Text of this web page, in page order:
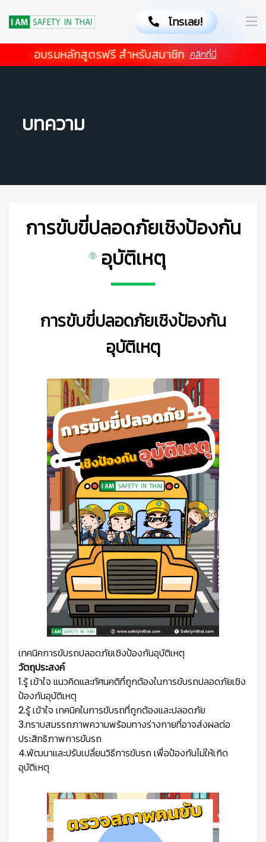
โทรเลย!
อบรมหลักสูตรฟรี สำหรับสมาชิก คลิกที่นี่
👷
บทความ
การขับขี่ปลอดภัยเชิงป้องกัน
อุบัติเหตุ
การขับขี่ปลอดภัยเชิงป้องกัน
อุบัติเหตุ
เทคนิคการขับรถปลอดภัยเชิงป้องกันอุบัติเหตุ
วัตถุประสงค์
1.รู้ เข้าใจ แนวคิดและทัศนคติที่ถูกต้องในการขับรถปลอดภัยเชิง
ป้องกันอุบัติเหตุ
2.รู้ เข้าใจ เทคนิคในการขับรถที่ถูกต้องและปลอดภัย
3.ทราบสมรรถภาพความพร้อมทางร่างกายที่อาจส่งผลต่อ
ประสิทธิภาพการขับรถ
4.พัฒนาและปรับเปลี่ยนวิธีการขับรถ เพื่อป้องกันไม่ให้เกิด
อุบัติเหตุ